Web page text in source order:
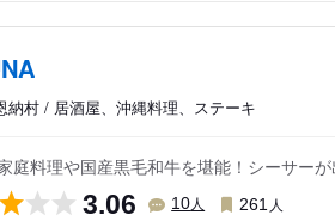
納村 / 居酒屋、沖縄料理、ステーキ
庭料理や国産黒毛和牛を堪能！シーサー
3.06 10人 261 人